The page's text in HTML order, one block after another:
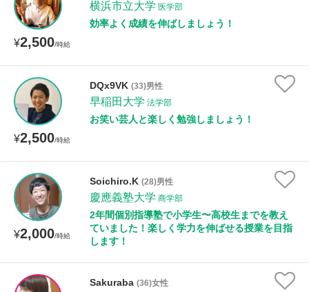
¥2,500/時給
横浜市立大学 医学部
効率よく成績を伸ばしましょう！
¥2,500/時給
DQx9VK (33)男性
早稲田大学 法学部
お笑い芸人と楽しく勉強しましょう！
¥2,000/時給
Soichiro.K (28)男性
慶應義塾大学 商学部
2年間個別指導塾で小学生〜高校生までを教え
ていました！楽しく学力を伸ばせる授業を目指
します！
Sakuraba (36)女性
性別